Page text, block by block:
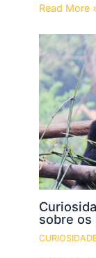
Read More
sobre os